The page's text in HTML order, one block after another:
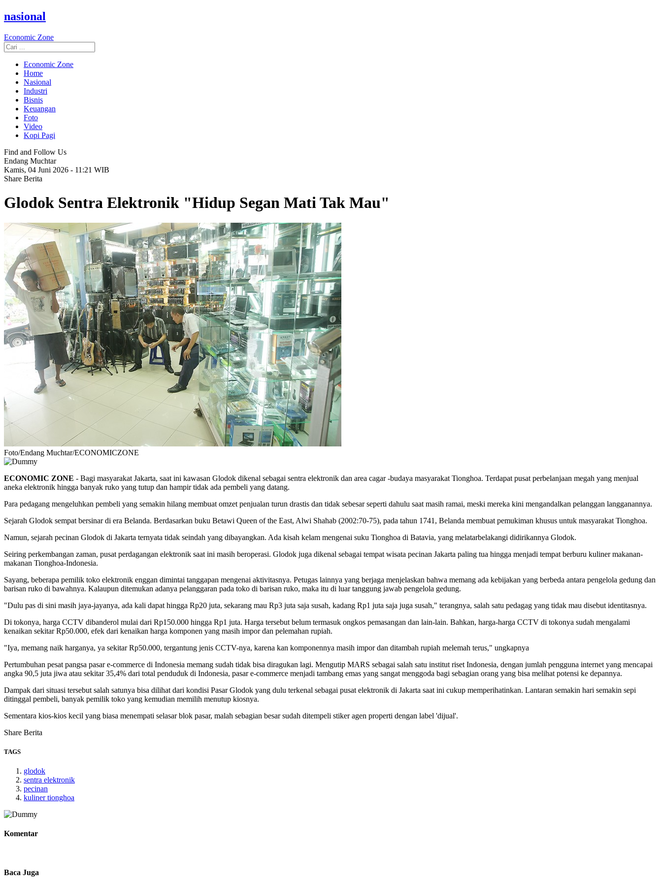
nasional
Economic Zone
Economic Zone
Home
Nasional
Industri
Bisnis
Keuangan
Foto
Video
Kopi Pagi
Find and Follow Us
Endang Muchtar
Kamis, 04 Juni 2026 - 11:21 WIB
Share Berita
Glodok Sentra Elektronik "Hidup Segan Mati Tak Mau"
Foto/Endang Muchtar/ECONOMICZONE
ECONOMIC ZONE - Bagi masyarakat Jakarta, saat ini kawasan Glodok dikenal sebagai sentra elektronik dan area cagar -budaya masyarakat Tionghoa. Terdapat pusat perbelanjaan megah yang menjual
aneka elektronik hingga banyak ruko yang tutup dan hampir tidak ada pembeli yang datang.
Para pedagang mengeluhkan pembeli yang semakin hilang membuat omzet penjualan turun drastis dan tidak sebesar seperti dahulu saat masih ramai, meski mereka kini mengandalkan pelanggan langganannya.
Sejarah Glodok sempat bersinar di era Belanda. Berdasarkan buku Betawi Queen of the East, Alwi Shahab (2002:70-75), pada tahun 1741, Belanda membuat pemukiman khusus untuk masyarakat Tionghoa.
Namun, sejarah pecinan Glodok di Jakarta ternyata tidak seindah yang dibayangkan. Ada kisah kelam mengenai suku Tionghoa di Batavia, yang melatarbelakangi didirikannya Glodok.
Seiring perkembangan zaman, pusat perdagangan elektronik saat ini masih beroperasi. Glodok juga dikenal sebagai tempat wisata pecinan Jakarta paling tua hingga menjadi tempat berburu kuliner makanan-
makanan Tionghoa-Indonesia.
Sayang, beberapa pemilik toko elektronik enggan dimintai tanggapan mengenai aktivitasnya. Petugas lainnya yang berjaga menjelaskan bahwa memang ada kebijakan yang berbeda antara pengelola gedung dan
barisan ruko di bawahnya. Kalaupun ditemukan adanya pelanggaran pada toko di barisan ruko, maka itu di luar tanggung jawab pengelola gedung.
"Dulu pas di sini masih jaya-jayanya, ada kali dapat hingga Rp20 juta, sekarang mau Rp3 juta saja susah, kadang Rp1 juta saja juga susah," terangnya, salah satu pedagag yang tidak mau disebut identitasnya.
Di tokonya, harga CCTV dibanderol mulai dari Rp150.000 hingga Rp1 juta. Harga tersebut belum termasuk ongkos pemasangan dan lain-lain. Bahkan, harga-harga CCTV di tokonya sudah mengalami
kenaikan sekitar Rp50.000, efek dari kenaikan harga komponen yang masih impor dan pelemahan rupiah.
"Iya, memang naik harganya, ya sekitar Rp50.000, tergantung jenis CCTV-nya, karena kan komponennya masih impor dan ditambah rupiah melemah terus," ungkapnya
Pertumbuhan pesat pangsa pasar e-commerce di Indonesia memang sudah tidak bisa diragukan lagi. Mengutip MARS sebagai salah satu institut riset Indonesia, dengan jumlah pengguna internet yang mencapai
angka 90,5 juta jiwa atau sekitar 35,4% dari total penduduk di Indonesia, pasar e-commerce menjadi tambang emas yang sangat menggoda bagi sebagian orang yang bisa melihat potensi ke depannya.
Dampak dari situasi tersebut salah satunya bisa dilihat dari kondisi Pasar Glodok yang dulu terkenal sebagai pusat elektronik di Jakarta saat ini cukup memperihatinkan. Lantaran semakin hari semakin sepi
ditinggal pembeli, banyak pemilik toko yang kemudian memilih menutup kiosnya.
Sementara kios-kios kecil yang biasa menempati selasar blok pasar, malah sebagian besar sudah ditempeli stiker agen properti dengan label 'dijual'.
Share Berita
TAGS
glodok
sentra elektronik
pecinan
kuliner tionghoa
Komentar
Baca Juga